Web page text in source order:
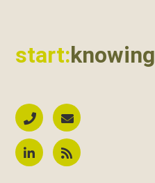
start:knowing